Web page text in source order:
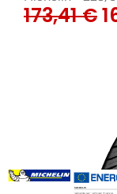
173,41€